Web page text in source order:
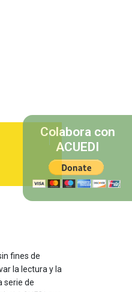
fines de
la lectura y la
serie de
Colabora con
ACUEDI